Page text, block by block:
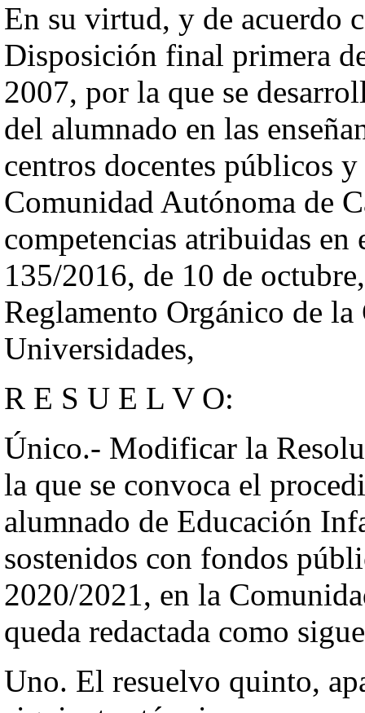
En su virtud, y de acuerdo
Disposición final primera
2007, por la que se
del alumnado en las
centros docentes públicos
Comunidad Autónoma de
competencias atribuidas
135/2016, de 10 de
Reglamento Orgánico de
Universidades,
R E S U E L V O:
Único.- Modificar la
la que se convoca el
alumnado de Educación
sostenidos con fondos
2020/2021, en la
queda redactada como
Uno. El resuelvo quinto,